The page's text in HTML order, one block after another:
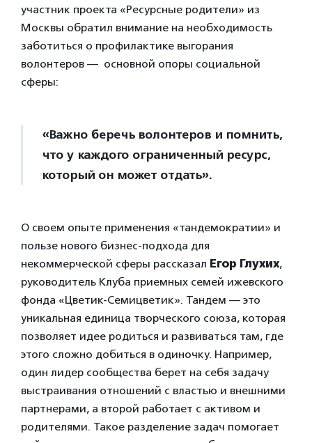
участник проекта «Ресурсные родители» из
Москвы обратил внимание на необходимость
заботиться о профилактике выгорания
волонтеров — основной опоры социальной
сферы:
«Важно беречь волонтеров и помнить,
что у каждого ограниченный ресурс,
который он может отдать».
О своем опыте применения «тандемократии» и
пользе нового бизнес-подхода для
некоммерческой сферы рассказал Егор Глухих,
руководитель Клуба приемных семей ижевского
фонда «Цветик-Семицветик». Тандем — это
уникальная единица творческого союза, которая
позволяет идее родиться и развиваться там, где
этого сложно добиться в одиночку. Например,
один лидер сообщества берет на себя задачу
выстраивания отношений с властью и внешними
партнерами, а второй работает с активом и
родителями. Такое разделение задач помогает